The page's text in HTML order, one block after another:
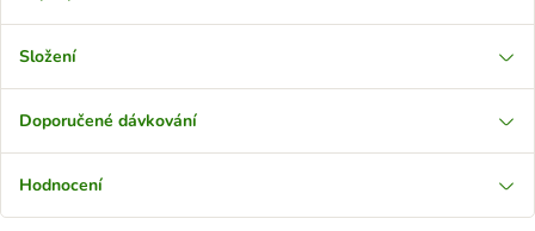
Složení
Doporučené dávkování
Hodnocení